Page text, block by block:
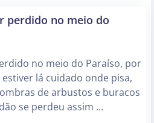
perdido no meio do
no meio do Paraíso, por
lá cuidado onde pisa,
de arbustos e buracos
se perdeu assim …